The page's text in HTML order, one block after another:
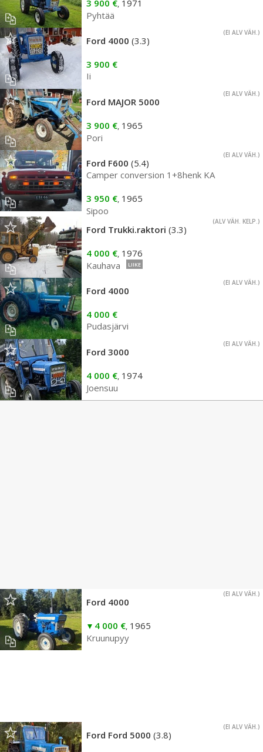
3 900 €, 1971
Pyhtää
(EI ALV VÄH.)
Ford 4000 (3.3)
3 900 €
Ii
(EI ALV VÄH.)
Ford MAJOR 5000
3 900 €, 1965
Pori
(EI ALV VÄH.)
Ford F600 (5.4)
Camper conversion 1+8henk KA
3 950 €, 1965
Sipoo
(ALV VÄH. KELP.)
Ford Trukki.raktori (3.3)
4 000 €, 1976
Kauhava
LIIKE
(EI ALV VÄH.)
Ford 4000
4 000 €
Pudasjärvi
(EI ALV VÄH.)
Ford 3000
4 000 €, 1974
Joensuu
(EI ALV VÄH.)
Ford 4000
4 000 €, 1965
Kruunupyy
(EI ALV VÄH.)
Ford Ford 5000 (3.8)